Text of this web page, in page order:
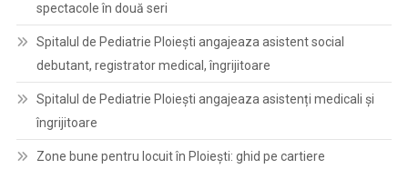
spectacole în două seri
Spitalul de Pediatrie Ploieşti angajeaza asistent social
debutant, registrator medical, îngrijitoare
Spitalul de Pediatrie Ploieşti angajeaza asistenți medicali și
îngrijitoare
Zone bune pentru locuit în Ploiești: ghid pe cartiere